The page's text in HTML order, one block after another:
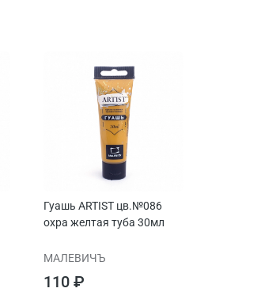
Гуашь ARTIST цв.№086
охра желтая туба 30мл
МАЛЕВИЧЪ
110 ₽